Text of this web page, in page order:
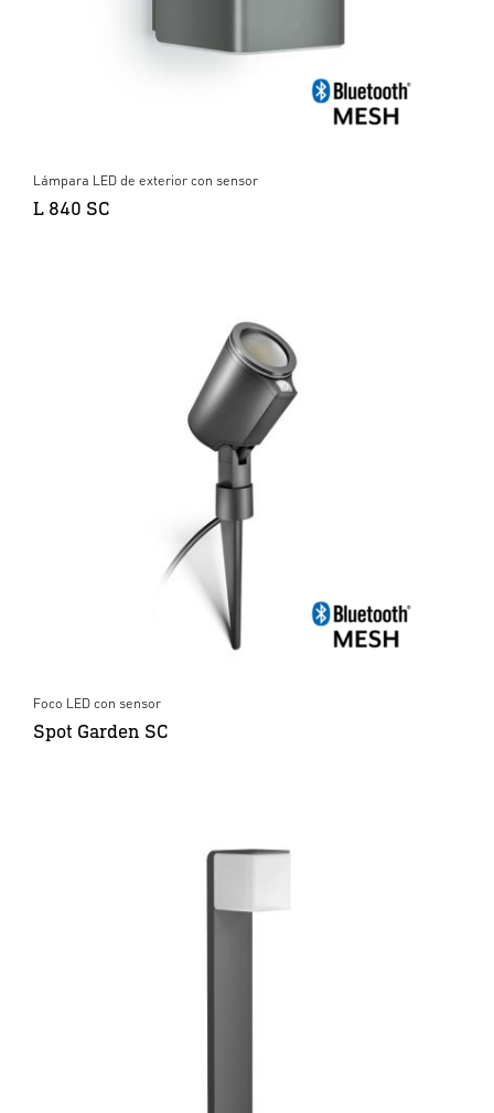
Lámpara LED de exterior con sensor
L 840 SC
Foco LED con sensor
Spot Garden SC